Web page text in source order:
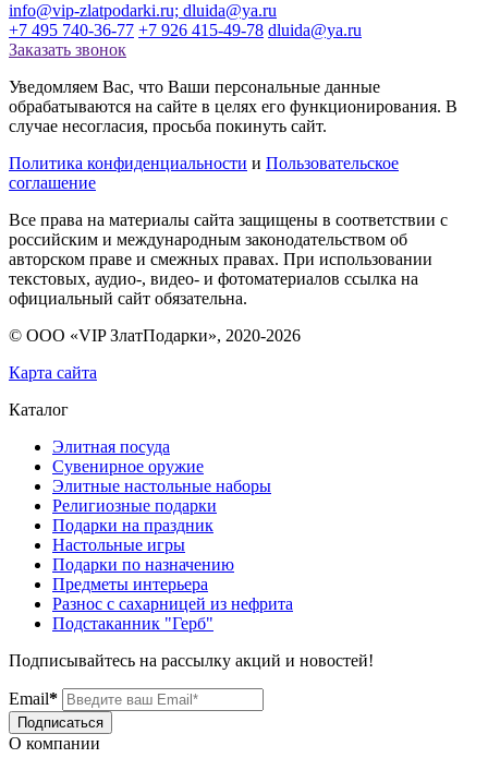
info@vip-zlatpodarki.ru; dluida@ya.ru
+7 495 740-36-77 +7 926 415-49-78 dluida@ya.ru
Заказать звонок
Уведомляем Вас, что Ваши персональные данные
обрабатываются на сайте в целях его функционирования. В
случае несогласия, просьба покинуть сайт.
Политика конфиденциальности и Пользовательское
соглашение
Все права на материалы сайта защищены в соответствии с
российским и международным законодательством об
авторском праве и смежных правах. При использовании
текстовых, аудио-, видео- и фотоматериалов ссылка на
официальный сайт обязательна.
© ООО «VIP ЗлатПодарки», 2020-2026
Карта сайта
Каталог
Элитная посуда
Сувенирное оружие
Элитные настольные наборы
Религиозные подарки
Подарки на праздник
Настольные игры
Подарки по назначению
Предметы интерьера
Разнос с сахарницей из нефрита
Подстаканник "Герб"
Подписывайтесь на рассылку акций и новостей!
Email*
Подписаться
О компании